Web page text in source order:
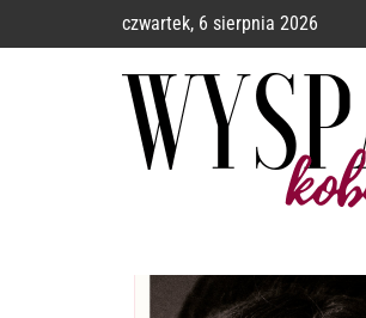
czwartek, 6 sierpnia 2026